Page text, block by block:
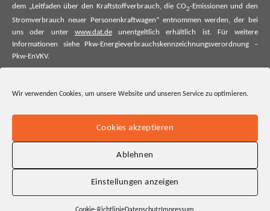
Wir verwenden Cookies, um unsere Website und unseren Service zu optimieren.
Cookies akzeptieren
Ablehnen
Einstellungen anzeigen
dem „Leitfaden über den Kraftstoffverbrauch, die CO2-Emissionen und den
Stromverbrauch neuer Personenkraftwagen“ entnommen werden, der bei
uns oder unter www.dat.deunentgeltlich erhältlich ist. Für weitere
Informationen siehe Pkw-Energieverbrauchskennzeichnungsverordnung –
Pkw-EnVKV.
offiziellen spezifischen CO₂-Emissionen und ggf. zum Stromverbrauch neuer
offiziellen spezifischen CO₂-Emissionen und den offiziellen Stromverbrauch
neuer Pkw entnommen werden. Dieser ist an allen Verkaufsstellen und bei
der Deutschen Automobil Treuhand GmbH unentgeltlich erhältlich, sowie